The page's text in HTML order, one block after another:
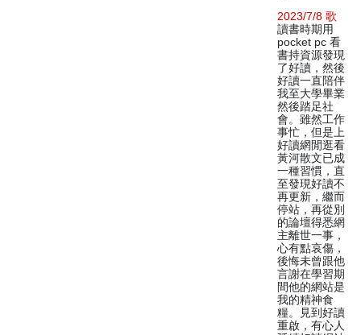
2023/7/8 歌
讀書時期用
pocket pc 看
書持資源發現
了好讀，然後
好讀一直陪伴
我至大學畢業
然後踏足社
會。雖然工作
事忙，但是上
好讀網閒逛看
黃河散文已成
一種習慣，直
至發現好讀不
再更新，繼而
停站，再從別
的論壇得悉網
主離世一事，
心有點哀傷，
後悔未曾跟他
言謝在學習期
間他的網站是
我的精神食
糧。見到好讀
重啟，有心人